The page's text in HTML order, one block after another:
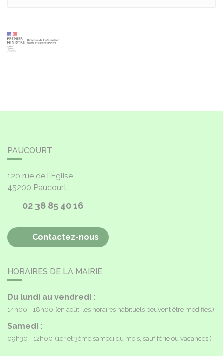
PAUCOURT
120 rue de l'Église
45200 Paucourt
02 38 85 40 16
Contactez-nous
HORAIRES DE LA MAIRIE
Du lundi au vendredi :
14h00 - 18h00 (en août, les horaires habituels peuvent être modifiés.)
Samedi :
09h30 - 12h00 (1er et 3ème samedi du mois, sauf férié ou vacances.)